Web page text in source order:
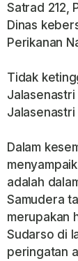
Satrad 212,
Dinas
Perikanan
Tidak
Jalasenastri
Dalam
adalah
Samudera
merupakan
Sudarso di
peringatan